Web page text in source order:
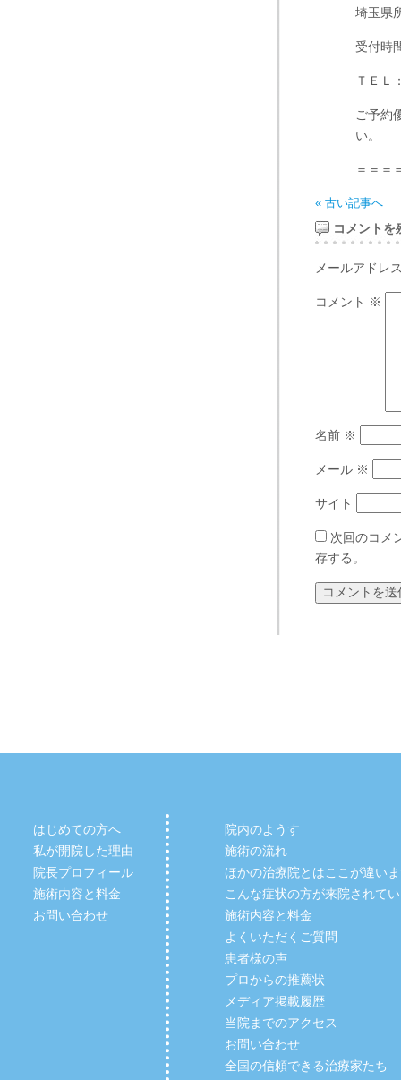
埼玉県
受付時
ＴＥＬ
ご予約
い。
＝＝＝
« 古い記事へ
コメントを
メールアドレ
コメント ※
名前 ※
メール ※
サイト
次回のコメ
存する。
はじめての方へ
私が開院した理由
院長プロフィール
施術内容と料金
お問い合わせ
院内のようす
施術の流れ
ほかの治療院とはここが違い
こんな症状の方が来院されて
施術内容と料金
よくいただくご質問
患者様の声
プロからの推薦状
メディア掲載履歴
当院までのアクセス
お問い合わせ
全国の信頼できる治療家たち